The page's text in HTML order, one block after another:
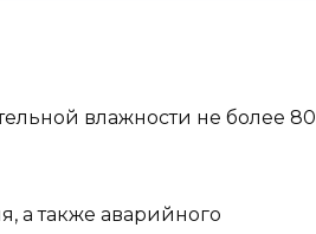
влажности не более 80
а также аварий­ного